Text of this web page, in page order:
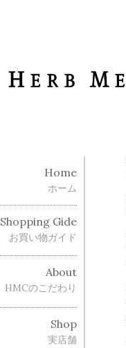
Home
ホーム
Shopping Gide
お買い物ガイド
About
HMCのこだわり
Shop
実店舗